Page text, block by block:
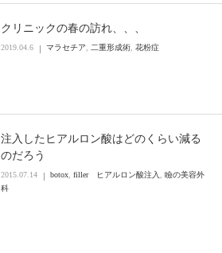
クリニックの春の訪れ、、、
2019.04.6 マラセチア 二重形成術 花粉症
注入したヒアルロン酸はどのくらい減る
のだろう
2015.07.14 botox filler ヒアルロン酸注入
瞼の美容外
科